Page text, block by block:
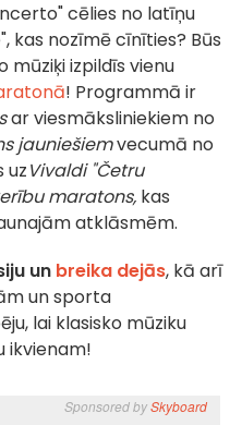
cēlies no latīņu
kas nozīmē cīnīties? Būs
mūziķi izpildīs vienu
! Programmā ir
ar viesmāksliniekiem no
jauniešiemvecumā no
uzVivaldi "Četru
maratons, kas
atklāsmēm.
un breika dejās, kā arī
un sporta
lai klasisko mūziku
ikvienam!